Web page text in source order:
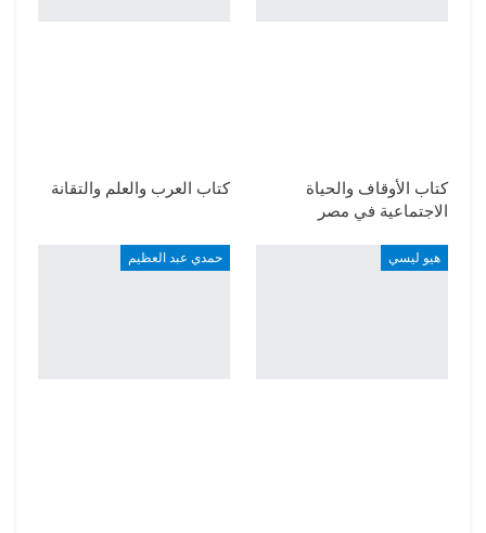
كتاب الأوقاف والحياة
الاجتماعية في مصر
كتاب العرب والعلم والتقانة
هيو ليسي حمدي عبد العظيم